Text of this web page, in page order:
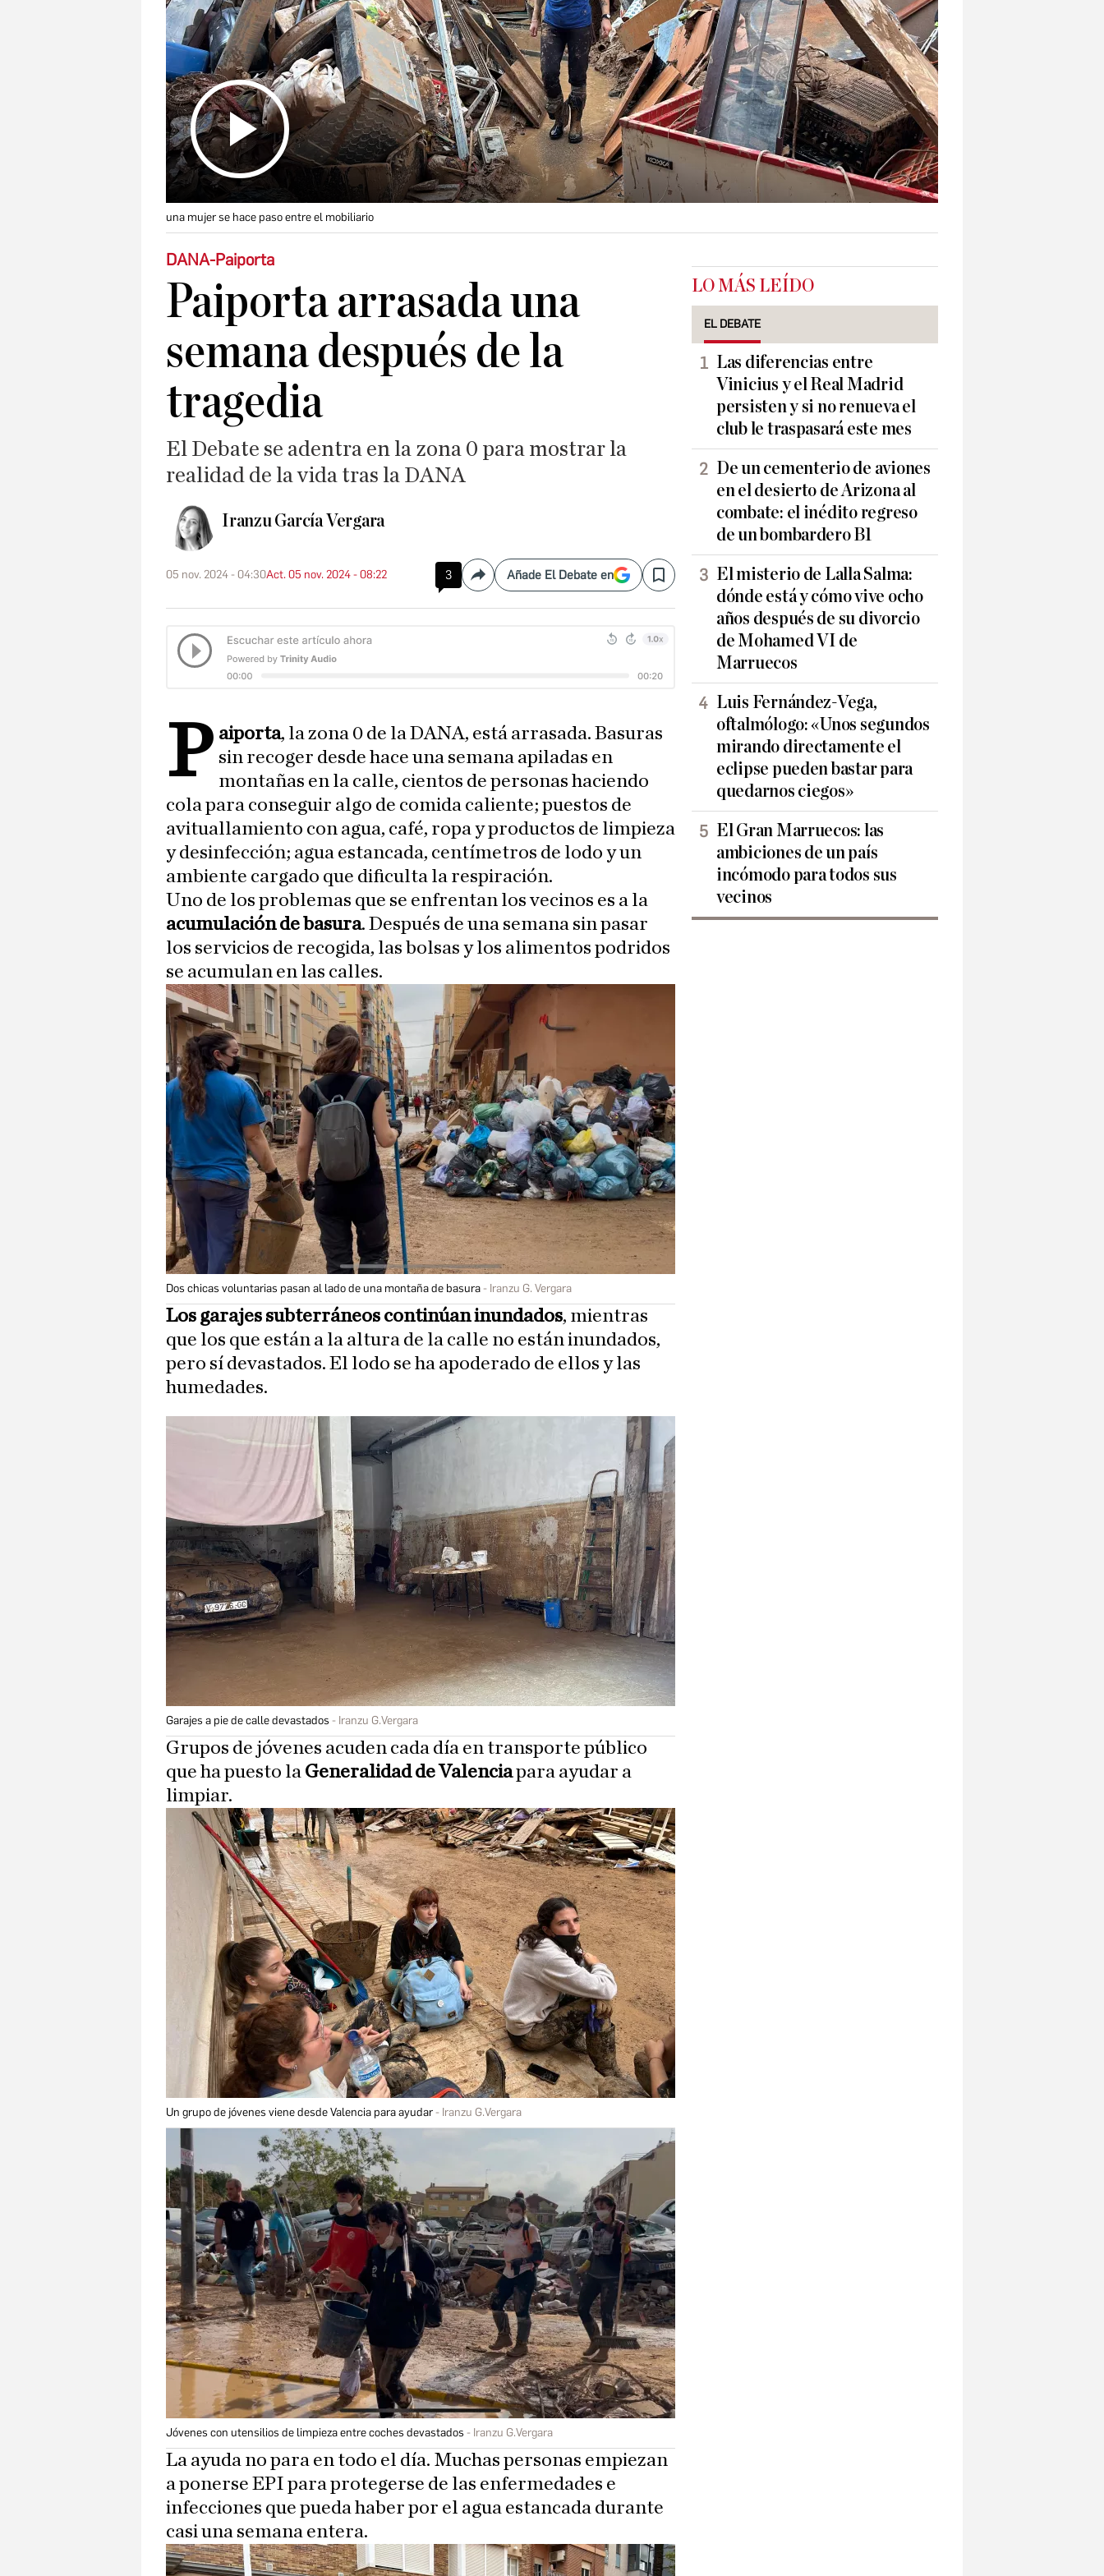
una mujer se hace paso entre el mobiliario
DANA-Paiporta
Paiporta arrasada una
semana después de la
tragedia
El Debate se adentra en la zona 0 para mostrar la
realidad de la vida tras la DANA
Iranzu García Vergara
05 nov. 2024 - 04:30Act. 05 nov. 2024 - 08:22 3 CompartirAñade El Debate en Save
P aiporta, la zona 0 de la DANA, está arrasada. Basuras
sin recoger desde hace una semana apiladas en
montañas en la calle, cientos de personas haciendo
cola para conseguir algo de comida caliente; puestos de
avituallamiento con agua, café, ropa y productos de limpieza
y desinfección; agua estancada, centímetros de lodo y un
ambiente cargado que dificulta la respiración.
Uno de los problemas que se enfrentan los vecinos es a la
acumulación de basura. Después de una semana sin pasar
los servicios de recogida, las bolsas y los alimentos podridos
se acumulan en las calles.
Dos chicas voluntarias pasan al lado de una montaña de basura Iranzu G. Vergara
Los garajes subterráneos continúan inundados, mientras
que los que están a la altura de la calle no están inundados,
pero sí devastados. El lodo se ha apoderado de ellos y las
humedades.
Garajes a pie de calle devastados Iranzu G.Vergara
Grupos de jóvenes acuden cada día en transporte público
que ha puesto la Generalidad de Valenciapara ayudar a
limpiar.
Un grupo de jóvenes viene desde Valencia para ayudar Iranzu G.Vergara
Jóvenes con utensilios de limpieza entre coches devastados Iranzu G.Vergara
La ayuda no para en todo el día. Muchas personas empiezan
a ponerse EPI para protegerse de las enfermedades e
infecciones que pueda haber por el agua estancada durante
casi una semana entera.
LO MÁS LEÍDO
EL DEBATE
Las diferencias entre
Vinicius y el Real Madrid
persisten y si no renueva el
club le traspasará este mes
De un cementerio de aviones
en el desierto de Arizona al
combate: el inédito regreso
de un bombardero B1
El misterio de Lalla Salma:
dónde está y cómo vive ocho
años después de su divorcio
de Mohamed VI de
Marruecos
Luis Fernández-Vega,
oftalmólogo: «Unos segundos
mirando directamente el
eclipse pueden bastar para
quedarnos ciegos»
El Gran Marruecos: las
ambiciones de un país
incómodo para todos sus
vecinos